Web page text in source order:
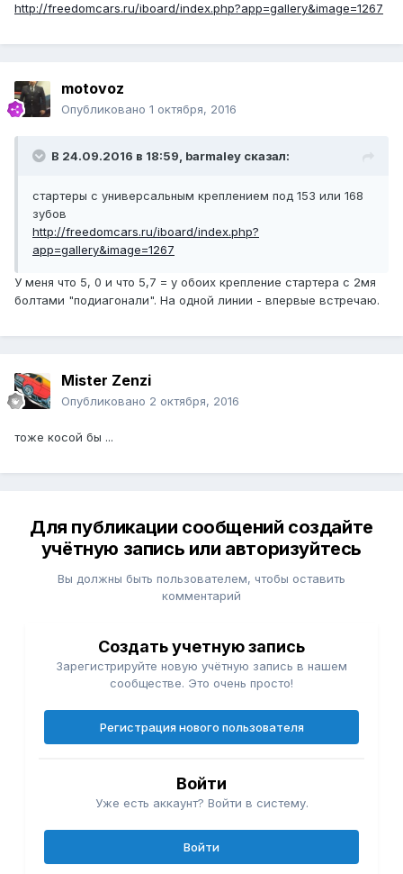
http://freedomcars.ru/iboard/index.php?app=gallery&image=1267
motovoz
Опубликовано 1 октября, 2016
В 24.09.2016 в 18:59, barmaley сказал:
стартеры с универсальным креплением под 153 или 168
зубов
http://freedomcars.ru/iboard/index.php?
app=gallery&image=1267
У меня что 5, 0 и что 5,7 = у обоих крепление стартера с 2мя
болтами "подиагонали". На одной линии - впервые встречаю.
Mister Zenzi
Опубликовано 2 октября, 2016
тоже косой бы ...
Для публикации сообщений создайте
учётную запись или авторизуйтесь
Вы должны быть пользователем, чтобы оставить
комментарий
Создать учетную запись
Зарегистрируйте новую учётную запись в нашем
сообществе. Это очень просто!
Регистрация нового пользователя
Войти
Уже есть аккаунт? Войти в систему.
Войти